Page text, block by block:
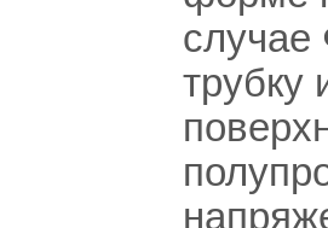
случае
трубку